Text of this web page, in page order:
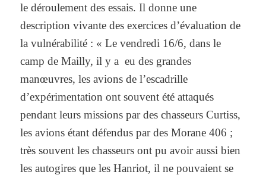
le déroulement des essais. Il donne une
description vivante des exercices d’évaluation de
la vulnérabilité : « Le vendredi 16/6, dans le
camp de Mailly, il y a eu des grandes
manœuvres, les avions de l’escadrille
d’expérimentation ont souvent été attaqués
pendant leurs missions par des chasseurs Curtiss,
les avions étant défendus par des Morane 406 ;
très souvent les chasseurs ont pu avoir aussi bien
les autogires que les Hanriot, il ne pouvaient se